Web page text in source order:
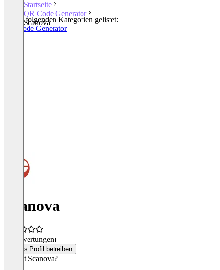
Startseite
QR Code Generator
Scanova
In den folgenden Kategorien gelistet:
QR Code Generator
Scanova
(0 Bewertungen)
Dieses Profil betreiben
Was ist Scanova?